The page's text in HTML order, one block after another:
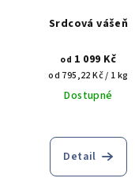
Srdcová vášeň
od 1 099 Kč
Měrná
cena:
od 795,22 Kč / 1 kg
Dostupné
Detail